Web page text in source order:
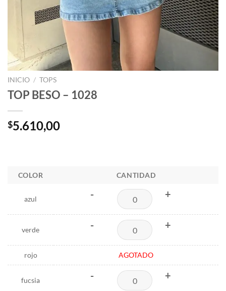
INICIO / TOPS
TOP BESO – 1028
$5.610,00
COLOR CANTIDAD
azul - +
verde - +
rojo AGOTADO
fucsia - +